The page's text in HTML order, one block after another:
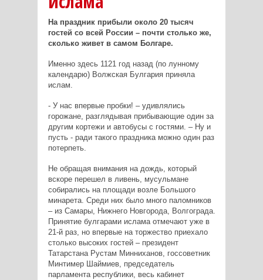
На праздник прибыли около 20 тысяч
гостей со всей России – почти столько же,
сколько живет в самом Болгаре.
Именно здесь 1121 год назад (по лунному
календарю) Волжская Булгария приняла
ислам.
- У нас впервые пробки! – удивлялись
горожане, разглядывая прибывающие один за
другим кортежи и автобусы с гостями. – Ну и
пусть - ради такого праздника можно один раз
потерпеть.
Не обращая внимания на дождь, который
вскоре перешел в ливень, мусульмане
собирались на площади возле Большого
минарета. Среди них было много паломников
– из Самары, Нижнего Новгорода, Волгограда.
Принятие булгарами ислама отмечают уже в
21-й раз, но впервые на торжество приехало
столько высоких гостей – президент
Татарстана Рустам Минниханов, госсоветник
Минтимер Шаймиев, председатель
парламента республики, весь кабинет